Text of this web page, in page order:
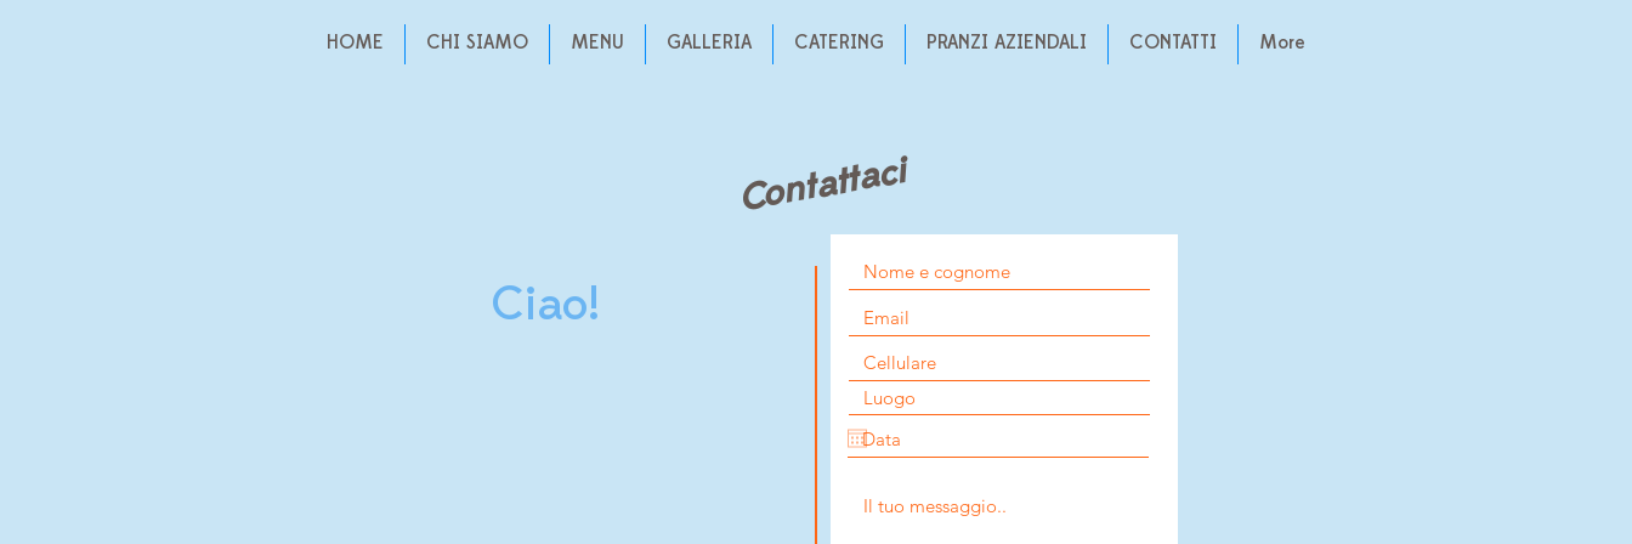
HOME CHI SIAMO MENU GALLERIA CATERING PRANZI AZIENDALI CONTATTI More
Contattaci
Ciao!